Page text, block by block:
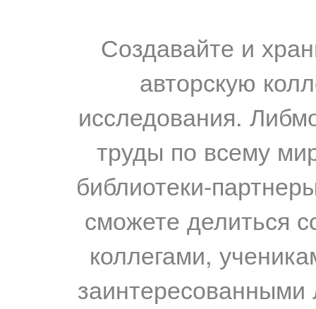
Создавайте и
авторскую
исследования.
труды по всему
библиотеки-
сможете делиться
коллегами,